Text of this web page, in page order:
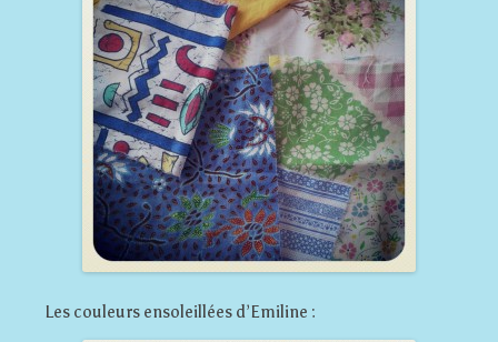
Les couleurs ensoleillées d’Emiline :